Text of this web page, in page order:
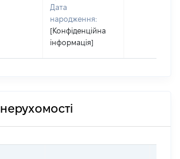
Дата
народження:
[Конфіденційна
інформація]